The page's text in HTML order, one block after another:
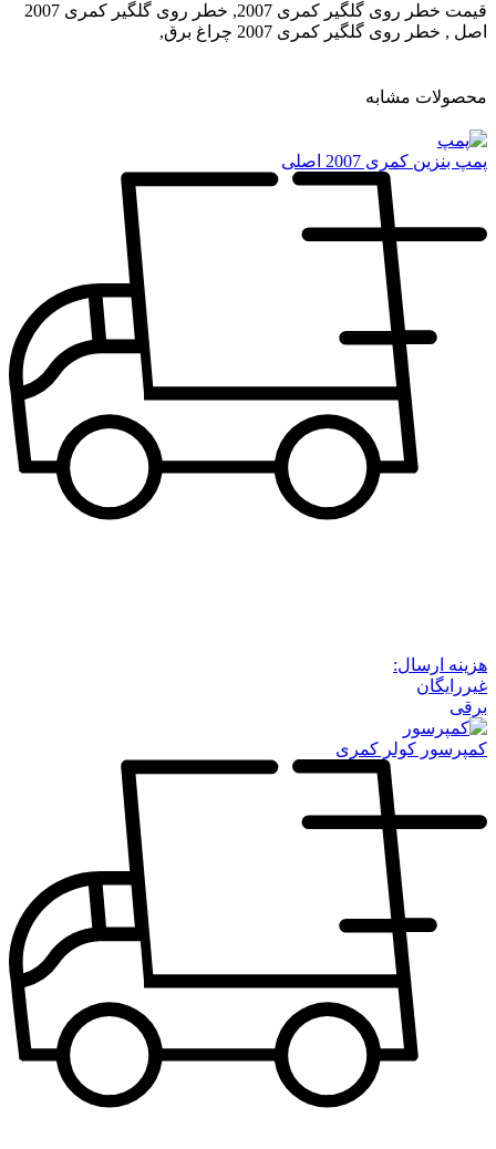
قیمت خطر روی گلگیر کمری 2007, خطر روی گلگیر کمری 2007
اصل , خطر روی گلگیر کمری 2007 چراغ برق,
محصولات مشابه
پمپ بنزین کمری 2007 اصلی
هزینه ارسال:
غیررایگان
برقی
کمپرسور کولر کمری